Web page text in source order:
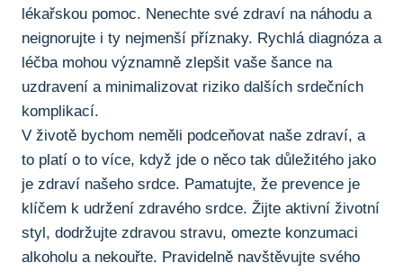
lékařskou pomoc. Nenechte své zdraví na náhodu a
neignorujte i ty nejmenší příznaky.​ Rychlá diagnóza a
léčba mohou‍ významně zlepšit vaše šance na
‌uzdravení a minimalizovat riziko dalších srdečních
komplikací.
V životě bychom neměli podceňovat naše zdraví, a
to platí o to více, když jde o něco tak důležitého jako
je zdraví ⁤našeho srdce. Pamatujte, že​ prevence je
klíčem ⁤k udržení zdravého srdce. Žijte aktivní životní
styl, dodržujte zdravou stravu, omezte konzumaci
alkoholu a nekouřte. Pravidelně navštěvujte svého